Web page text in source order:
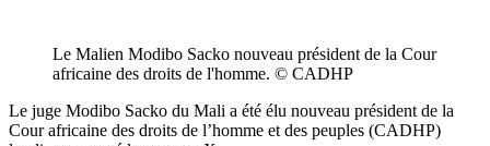
Le Malien Modibo Sacko nouveau président de la Cour
africaine des droits de l'homme. © CADHP
Le juge Modibo Sacko du Mali a été élu nouveau président de la
Cour africaine des droits de l’homme et des peuples (CADHP)